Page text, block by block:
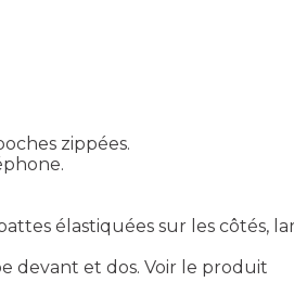
zippées.
élastiquées sur les côtés,
devant et dos. Voir le produit